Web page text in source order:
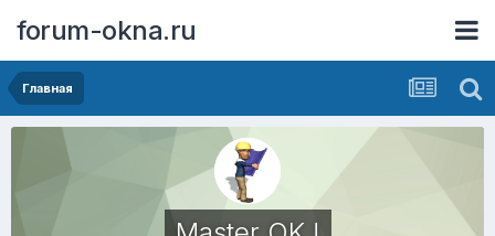
forum-okna.ru
Главная